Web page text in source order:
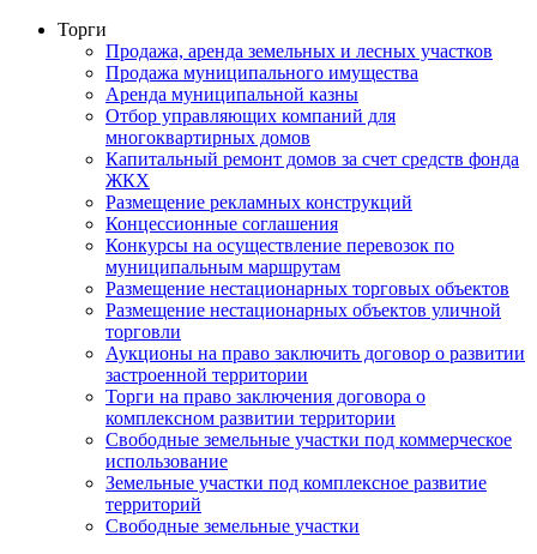
Торги
Продажа, аренда земельных и лесных участков
Продажа муниципального имущества
Аренда муниципальной казны
Отбор управляющих компаний для
многоквартирных домов
Капитальный ремонт домов за счет средств фонда
ЖКХ
Размещение рекламных конструкций
Концессионные соглашения
Конкурсы на осуществление перевозок по
муниципальным маршрутам
Размещение нестационарных торговых объектов
Размещение нестационарных объектов уличной
торговли
Аукционы на право заключить договор о развитии
застроенной территории
Торги на право заключения договора о
комплексном развитии территории
Свободные земельные участки под коммерческое
использование
Земельные участки под комплексное развитие
территорий
Свободные земельные участки